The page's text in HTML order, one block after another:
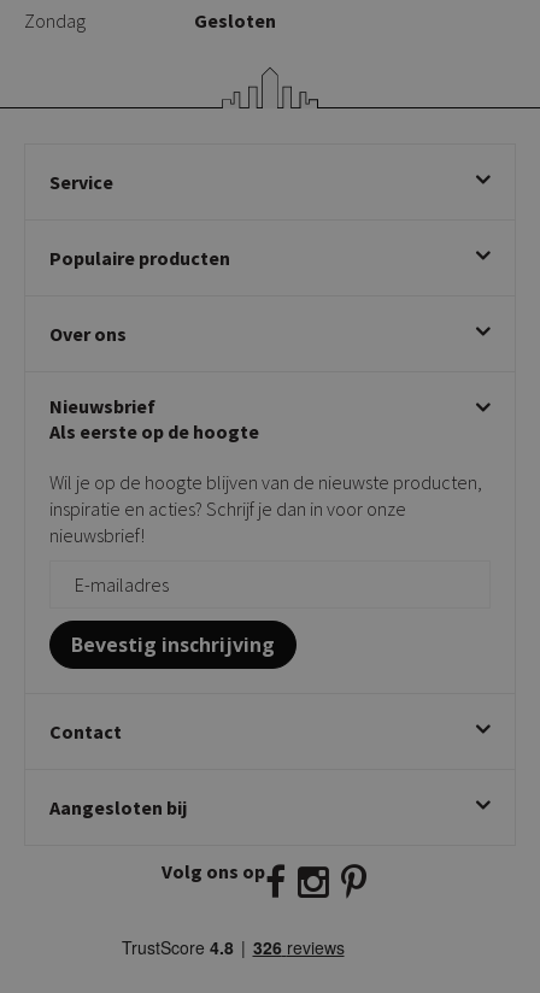
Zondag
Gesloten
Service
Betalen & annuleren
Klachtafhandeling
Privacy policy
Populaire producten
Draaibare eetkamerstoelen
Taupe stoelen
Tuinstoelen
Bijzettafels
Over ons
Showroom
Contact
Onderhoudsproducten
Vloerbescherming
Giftcards
Nieuwsbrief
Als eerste op de hoogte
Wil je op de hoogte blijven van de nieuwste producten,
inspiratie en acties? Schrijf je dan in voor onze
nieuwsbrief!
Bevestig inschrijving
Contact
Twijnstraweg 2
info@kickcollection.nl
Aangesloten bij
Volg ons op